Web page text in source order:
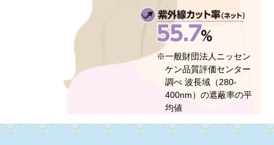
※一般財団法人ニッセン
ケン品質評価センター
調べ 波長域（280-
400nm）の遮蔽率の平
均値